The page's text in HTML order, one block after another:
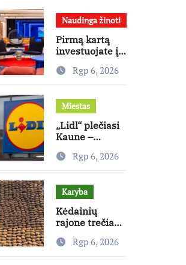
Naudinga žinoti
Pirmą kartą
investuojate į
turtą?
Ekspertas
pataria, kaip
pasirinkti
būstą, kuris
generuos grąžą
Rgp 6, 2026
Miestas
„Lidl“ plečiasi
Kaune –
atidaryta jau
20-oji
parduotuvė
mieste
Rgp 6, 2026
Karyba
Kėdainių
rajone trečia
išminavimo
operacija:
Rgp 6, 2026